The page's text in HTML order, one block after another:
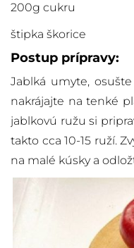
200g cukru
štipka škorice
Postup prípravy:
Jablká umyte,
nakrájajte na tenké
jablkovú ružu si
takto cca 10-15 ruží.
na malé kúsky a